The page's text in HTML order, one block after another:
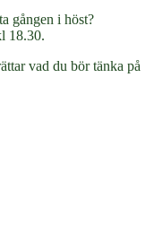
gången i höst?
18.30.
vad du bör tänka på